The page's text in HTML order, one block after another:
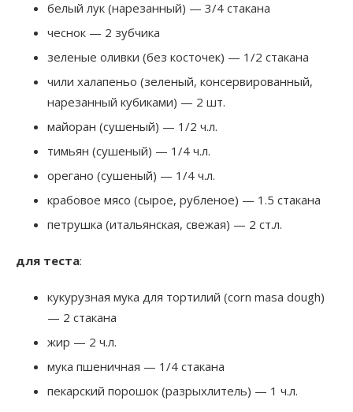
белый лук (нарезанный) — 3/4 стакана
чеснок — 2 зубчика
зеленые оливки (без косточек) — 1/2 стакана
чили халапеньо (зеленый, консервированный,
нарезанный кубиками) — 2 шт.
майоран (сушеный) — 1/2 ч.л.
тимьян (сушеный) — 1/4 ч.л.
орегано (сушеный) — 1/4 ч.л.
крабовое мясо (сырое, рубленое) — 1.5 стакана
петрушка (итальянская, свежая) — 2 ст.л.
для теста:
кукурузная мука для тортилий (corn masa dough)
— 2 стакана
жир — 2 ч.л.
мука пшеничная — 1/4 стакана
пекарский порошок (разрыхлитель) — 1 ч.л.